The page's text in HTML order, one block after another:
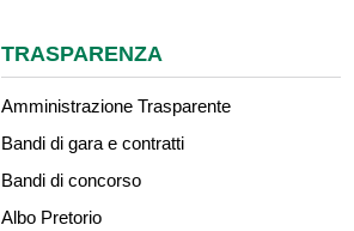
TRASPARENZA
Amministrazione Trasparente
Bandi di gara e contratti
Bandi di concorso
Albo Pretorio